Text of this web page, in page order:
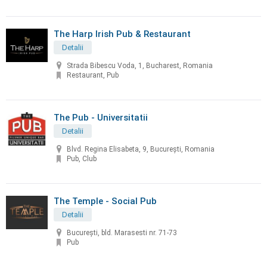
The Harp Irish Pub & Restaurant
Detalii
Strada Bibescu Voda, 1, Bucharest, Romania
Restaurant, Pub
The Pub - Universitatii
Detalii
Blvd. Regina Elisabeta, 9, București, Romania
Pub, Club
The Temple - Social Pub
Detalii
București, bld. Marasesti nr. 71-73
Pub